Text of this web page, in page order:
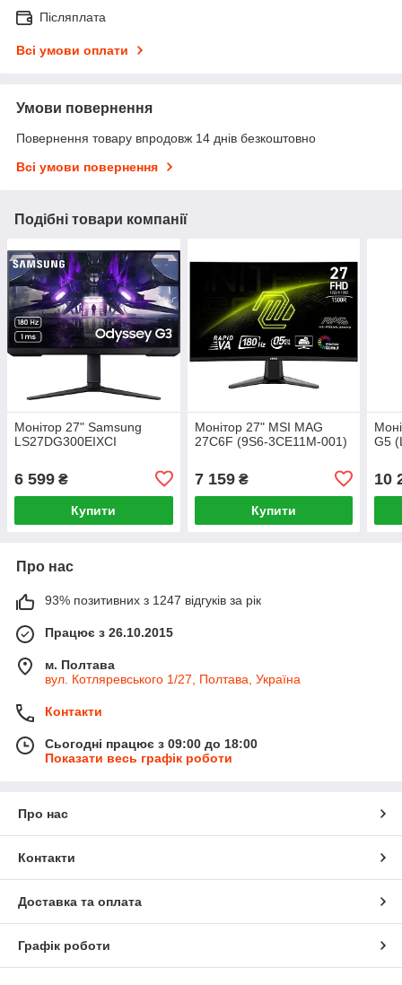
Післяплата
Всі умови оплати
Умови повернення
Повернення товару впродовж 14 днів безкоштовно
Всі умови повернення
Подібні товари компанії
Монітор 27" Samsung
LS27DG300EIXCI
6 599 ₴
Купити
Монітор 27" MSI MAG
27C6F (9S6-3CE11M-001)
7 159₴
Купити
G5
10
Про нас
93% позитивних з 1247 відгуків за рік
Працює з 26.10.2015
м. Полтава
вул. Котляревського 1/27, Полтава, Україна
Контакти
Сьогодні працює з 09:00 до 18:00
Показати весь графік роботи
Про нас
Контакти
Доставка та оплата
Графік роботи